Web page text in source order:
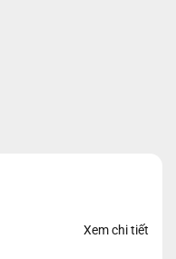
Xem chi tiết